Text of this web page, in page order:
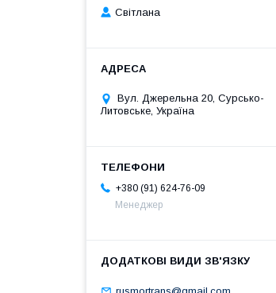
Світлана
Вул. Джерельна 20, Сурсько-
Литовське, Україна
+380 (91) 624-76-09
Менеджер